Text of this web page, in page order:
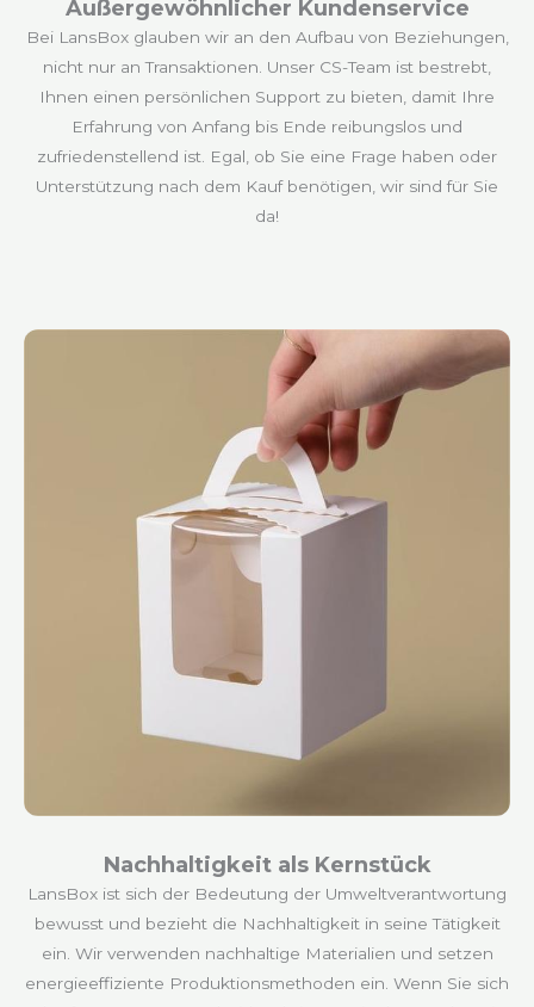
Außergewöhnlicher Kundenservice
Bei LansBox glauben wir an den Aufbau von Beziehungen,
nicht nur an Transaktionen. Unser CS-Team ist bestrebt,
Ihnen einen persönlichen Support zu bieten, damit Ihre
Erfahrung von Anfang bis Ende reibungslos und
zufriedenstellend ist. Egal, ob Sie eine Frage haben oder
Unterstützung nach dem Kauf benötigen, wir sind für Sie
da!
Nachhaltigkeit als Kernstück
LansBox ist sich der Bedeutung der Umweltverantwortung
bewusst und bezieht die Nachhaltigkeit in seine Tätigkeit
ein. Wir verwenden nachhaltige Materialien und setzen
energieeffiziente Produktionsmethoden ein. Wenn Sie sich